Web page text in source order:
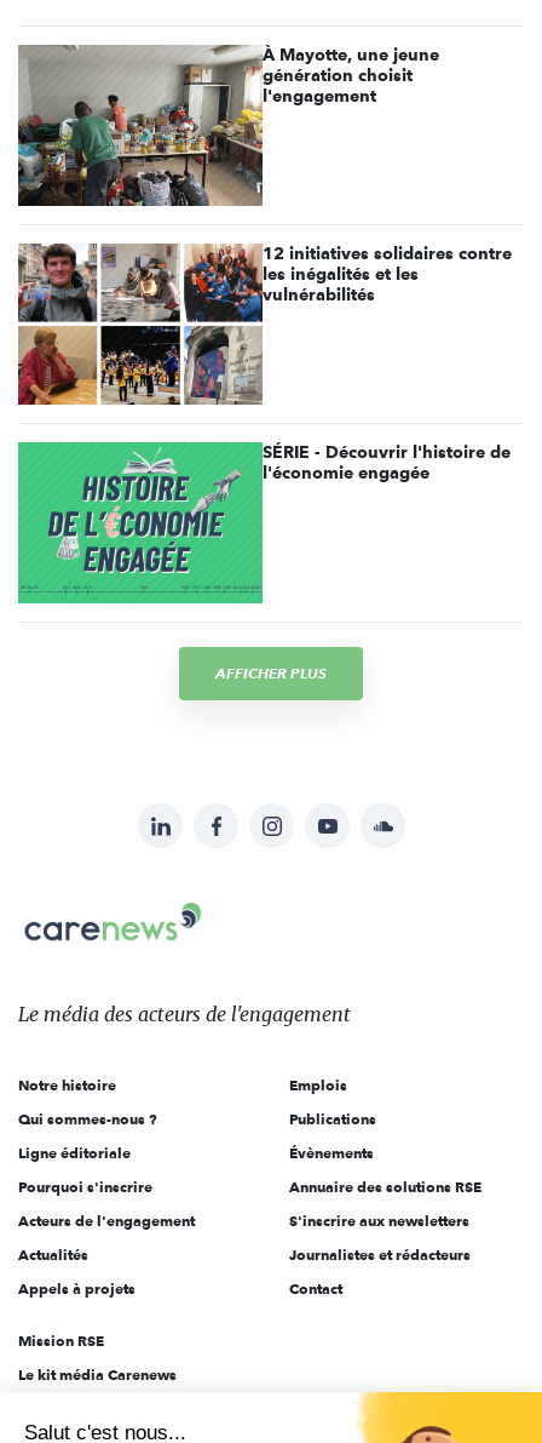
À Mayotte, une jeune
génération choisit
l'engagement
12 initiatives solidaires contre
les inégalités et les
vulnérabilités
SÉRIE - Découvrir l'histoire de
l'économie engagée
AFFICHER PLUS
sur:
LinkedInFacebookInstagramYouTubeSoundcloud
Le
des
l'engagement
Le média des acteurs de l'engagement
Notre histoire
Qui sommes-nous ?
Ligne éditoriale
Pourquoi s'inscrire
Acteurs de l'engagement
Actualités
Appels à projets
Emplois
Publications
Évènements
Annuaire des solutions RSE
S'inscrire aux newsletters
Journalistes et rédacteurs
Contact
Mission RSE
Le kit média Carenews
Salut c'est nous...